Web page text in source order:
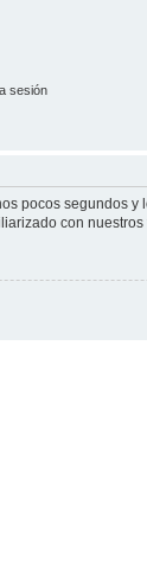
sesión
pocos segundos
con